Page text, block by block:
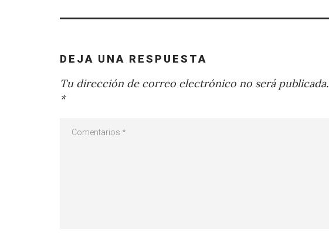
DEJA UNA RESPUESTA
Tu dirección de correo electrónico no será publicada.
*